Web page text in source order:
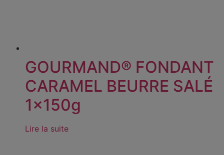
GOURMAND® FONDANT
CARAMEL BEURRE SALÉ
1x150g
Lire la suite